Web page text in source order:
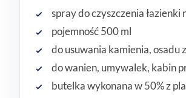
spray do czyszczenia łazienki
pojemność 500 ml
do usuwania kamienia, osadu
do wanien, umywalek, kabin
butelka wykonana w 50% z